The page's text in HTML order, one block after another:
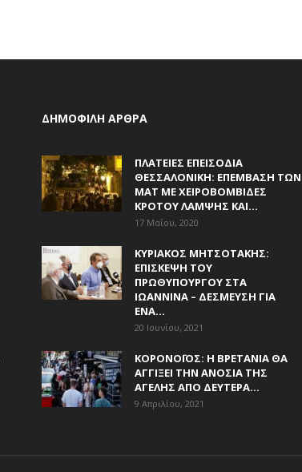
ΔΗΜΟΦΙΛΗ ΑΡΘΡΑ
ΠΛΑΤΕΊΕΣ ΕΠΕΙΣΌΔΙΑ
ΘΕΣΣΑΛΟΝΊΚΗ: ΕΠΈΜΒΑΣΗ ΤΩΝ
ΜΑΤ ΜΕ ΧΕΙΡΟΒΟΜΒΊΔΕΣ
ΚΡΌΤΟΥ ΛΆΜΨΗΣ ΚΑΙ...
17 Μαΐου, 2020
ΚΥΡΙΆΚΟΣ ΜΗΤΣΟΤΆΚΗΣ:
ΕΠΊΣΚΕΨΗ ΤΟΥ
ΠΡΩΘΥΠΟΥΡΓΟΎ ΣΤΑ
ΙΩΆΝΝΙΝΑ – ΔΈΣΜΕΥΣΗ ΓΙΑ
ΈΝΑ...
20 Ιουνίου, 2021
ΚΟΡΟΝΟΪΌΣ: Η ΒΡΕΤΑΝΊΑ ΘΑ
ΑΓΓΊΞΕΙ ΤΗΝ ΑΝΟΣΊΑ ΤΗΣ
ΑΓΈΛΗΣ ΑΠΌ ΔΕΥΤΈΡΑ...
9 Απριλίου, 2021